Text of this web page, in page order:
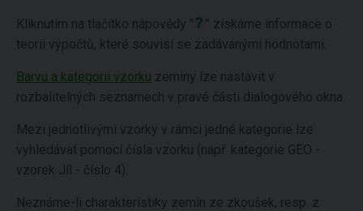
Kliknutím na tlačítko nápovědy "
" získáme informace o
teorii výpočtů, které souvisí se zadávanými hodnotami.
Barvu a kategorii vzorku zeminy lze nastavit v
rozbalitelných seznamech v pravé části dialogového okna.
Mezi jednotlivými vzorky v rámci jedné kategorie lze
vyhledávat pomocí čísla vzorku (např. kategorie GEO -
vzorek Jíl - číslo 4).
Neznáme-li charakteristiky zemin ze zkoušek, resp. z